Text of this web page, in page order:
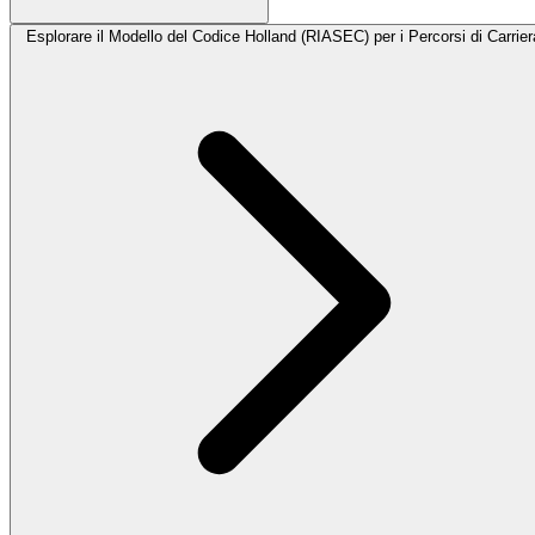
Esplorare il Modello del Codice Holland (RIASEC) per i Percorsi di